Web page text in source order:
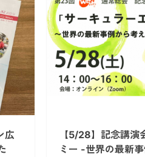
広
【5/28】記念講演
ミー -世界の最新